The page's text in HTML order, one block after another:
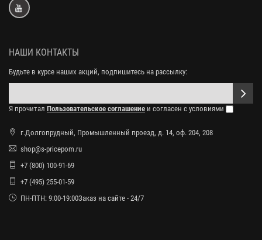
НАШИ КОНТАКТЫ
Будьте в курсе наших акций, подпишитесь на рассылку:
Я прочитал Пользовательское соглашение и согласен с условиями
г.Долгопрудный, Промышленный проезд, д. 14, оф. 204, 208
shop@s-pricepom.ru
+7 (800) 100-91-69
+7 (495) 255-01-59
ПН-ПТН: 9:00-19:00Заказ на сайте - 24/7